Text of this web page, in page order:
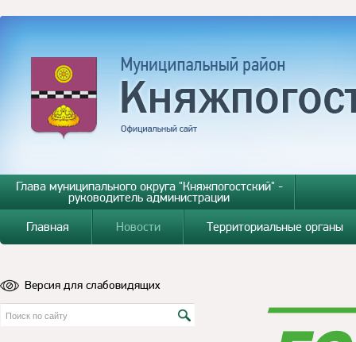
Глава муниципального округа "Княжпогостский" -
руководитель администрации
Главная
Новости Территориальные органы
Версия для слабовидящих